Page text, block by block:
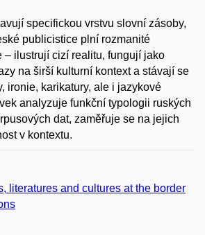
specifickou vrstvu slovní zásoby,
publicistice plní rozmanité
– ilustrují cizí realitu, fungují jako
na širší kulturní kontext a stávají se
ironie, karikatury, ale i jazykové
analyzuje funkční typologii ruských
dat, zaměřuje se na jejich
v kontextu.
literatures and cultures at the border